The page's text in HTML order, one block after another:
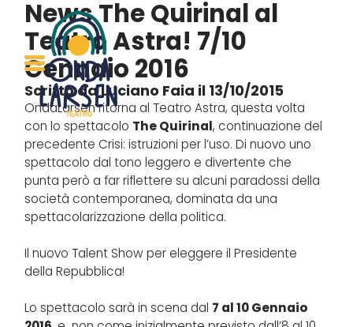
NewsThe Quirinal al
Teatro Astra! 7/10
Gennaio 2016
Scritto da Luciano Faia il 13/10/2015
OndaLarsen ritorna al Teatro Astra, questa volta
con lo spettacolo The Quirinal, continuazione del
precedente Crisi: istruzioni per l’uso. Di nuovo uno
spettacolo dal tono leggero e divertente che
punta però a far riflettere su alcuni paradossi della
società contemporanea, dominata da una
spettacolarizzazione della politica.
Il nuovo Talent Show per eleggere il Presidente
della Repubblica!
Lo spettacolo sarà in scena dal 7 al 10 Gennaio